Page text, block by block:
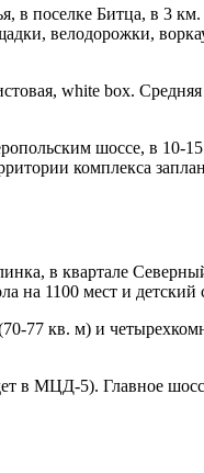
в поселке Битца, в 3
велодорожки,
white box. Средняя
шоссе, в 10-
комплекса
в квартале
на 1100 мест и детский
77 кв. м) и
в МЦД-5). Главное